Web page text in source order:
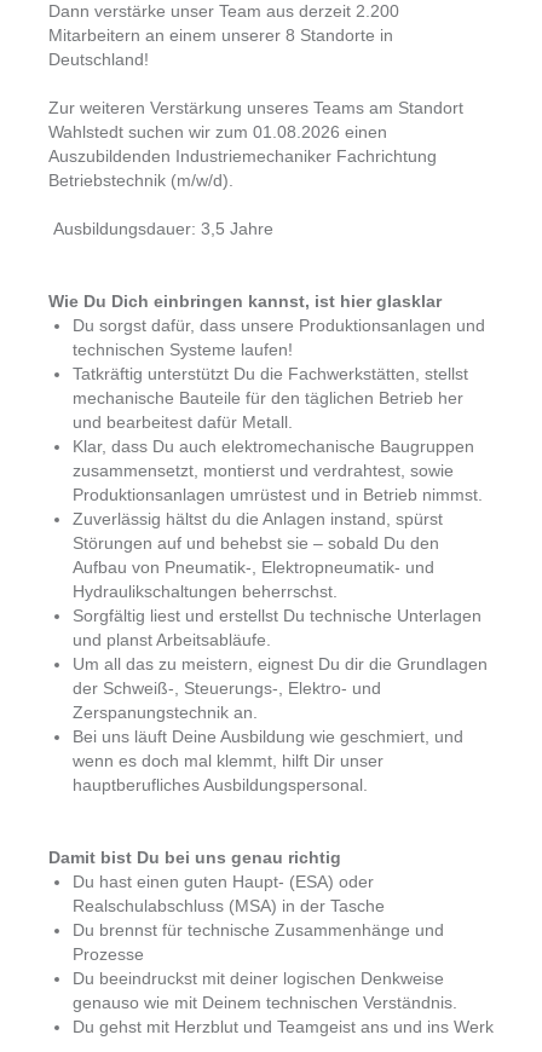
Dann verstärke unser Team aus derzeit 2.200
Mitarbeitern an einem unserer 8 Standorte in
Deutschland!
Zur weiteren Verstärkung unseres Teams am Standort
Wahlstedt suchen wir zum 01.08.2026 einen
Auszubildenden Industriemechaniker Fachrichtung
Betriebstechnik (m/w/d).
Ausbildungsdauer: 3,5 Jahre
Wie Du Dich einbringen kannst, ist hier glasklar
Du sorgst dafür, dass unsere Produktionsanlagen und
technischen Systeme laufen!
Tatkräftig unterstützt Du die Fachwerkstätten, stellst
mechanische Bauteile für den täglichen Betrieb her
und bearbeitest dafür Metall.
Klar, dass Du auch elektromechanische Baugruppen
zusammensetzt, montierst und verdrahtest, sowie
Produktionsanlagen umrüstest und in Betrieb nimmst.
Zuverlässig hältst du die Anlagen instand, spürst
Störungen auf und behebst sie – sobald Du den
Aufbau von Pneumatik-, Elektropneumatik- und
Hydraulikschaltungen beherrschst.
Sorgfältig liest und erstellst Du technische Unterlagen
und planst Arbeitsabläufe.
Um all das zu meistern, eignest Du dir die Grundlagen
der Schweiß-, Steuerungs-, Elektro- und
Zerspanungstechnik an.
Bei uns läuft Deine Ausbildung wie geschmiert, und
wenn es doch mal klemmt, hilft Dir unser
hauptberufliches Ausbildungspersonal.
Damit bist Du bei uns genau richtig
Du hast einen guten Haupt- (ESA) oder
Realschulabschluss (MSA) in der Tasche
Du brennst für technische Zusammenhänge und
Prozesse
Du beeindruckst mit deiner logischen Denkweise
genauso wie mit Deinem technischen Verständnis.
Du gehst mit Herzblut und Teamgeist ans und ins Werk